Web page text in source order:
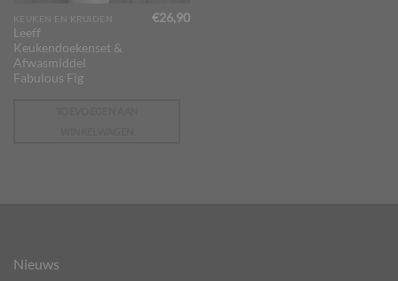
KEUKEN EN KRUIDEN
Leeff
Keukendoekenset &
Afwasmiddel
Fabulous Fig
€26,90
Nieuws